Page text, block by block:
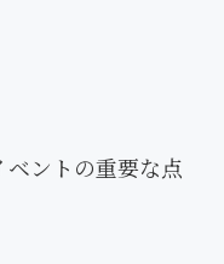
ントの重要な点